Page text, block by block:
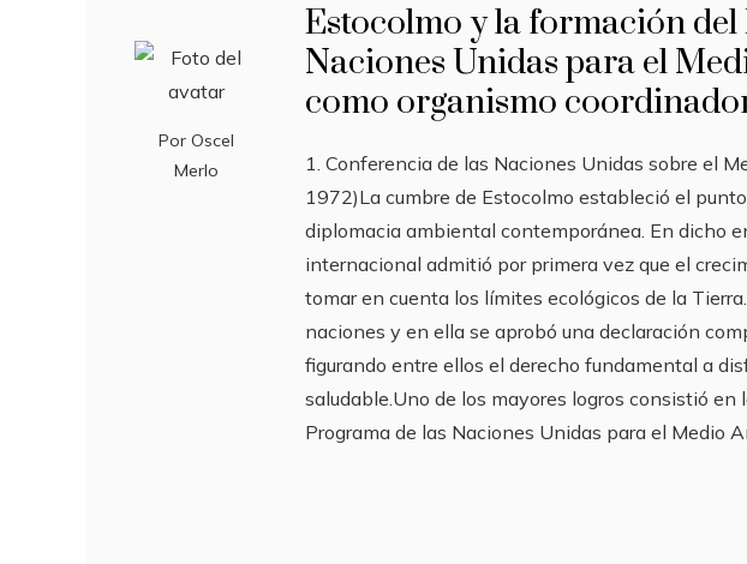
Por Oscel
Merlo
Estocolmo y la formación del
Naciones Unidas para el
como organismo
1. Conferencia de las Naciones Unidas sobre el
1972)La cumbre de Estocolmo estableció el
diplomacia ambiental contemporánea. En dicho
internacional admitió por primera vez que el
tomar en cuenta los límites ecológicos de la
naciones y en ella se aprobó una declaración
figurando entre ellos el derecho fundamental a
saludable.Uno de los mayores logros consistió en
Programa de las Naciones Unidas para el Medio